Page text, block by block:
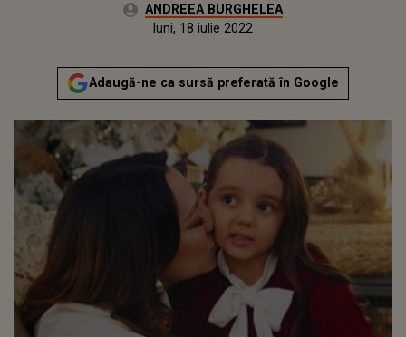
Autor:ANDREEA BURGHELEA
Actualizat:
luni, 18 iulie 2022
Adaugă-ne ca sursă preferată în Google